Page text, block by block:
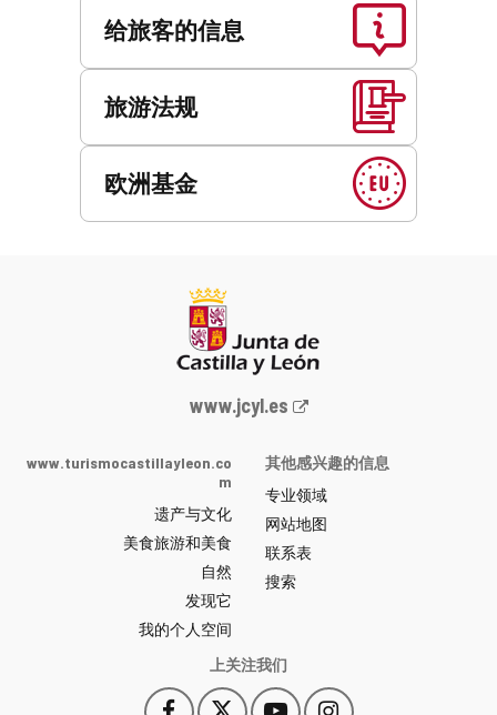
给旅客的信息
旅游法规
欧洲基金
Junta
y
León
网
站
门
户
-
www.jcyl.es
www.turismocastillayleon.co
m
遗产与文化
美食旅游和美食
自然
发现它
我的个人空间
其他感兴趣的信息
专业领域
网站地图
联系表
搜索
上关注我们
Facebook YouTubeInstagram